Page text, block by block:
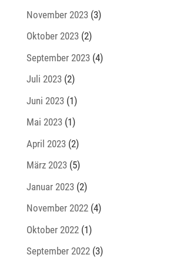
November 2023(3)
Oktober 2023(2)
September 2023(4)
Juli 2023(2)
Juni 2023(1)
Mai 2023(1)
April 2023(2)
März 2023(5)
Januar 2023(2)
November 2022(4)
Oktober 2022(1)
September 2022(3)